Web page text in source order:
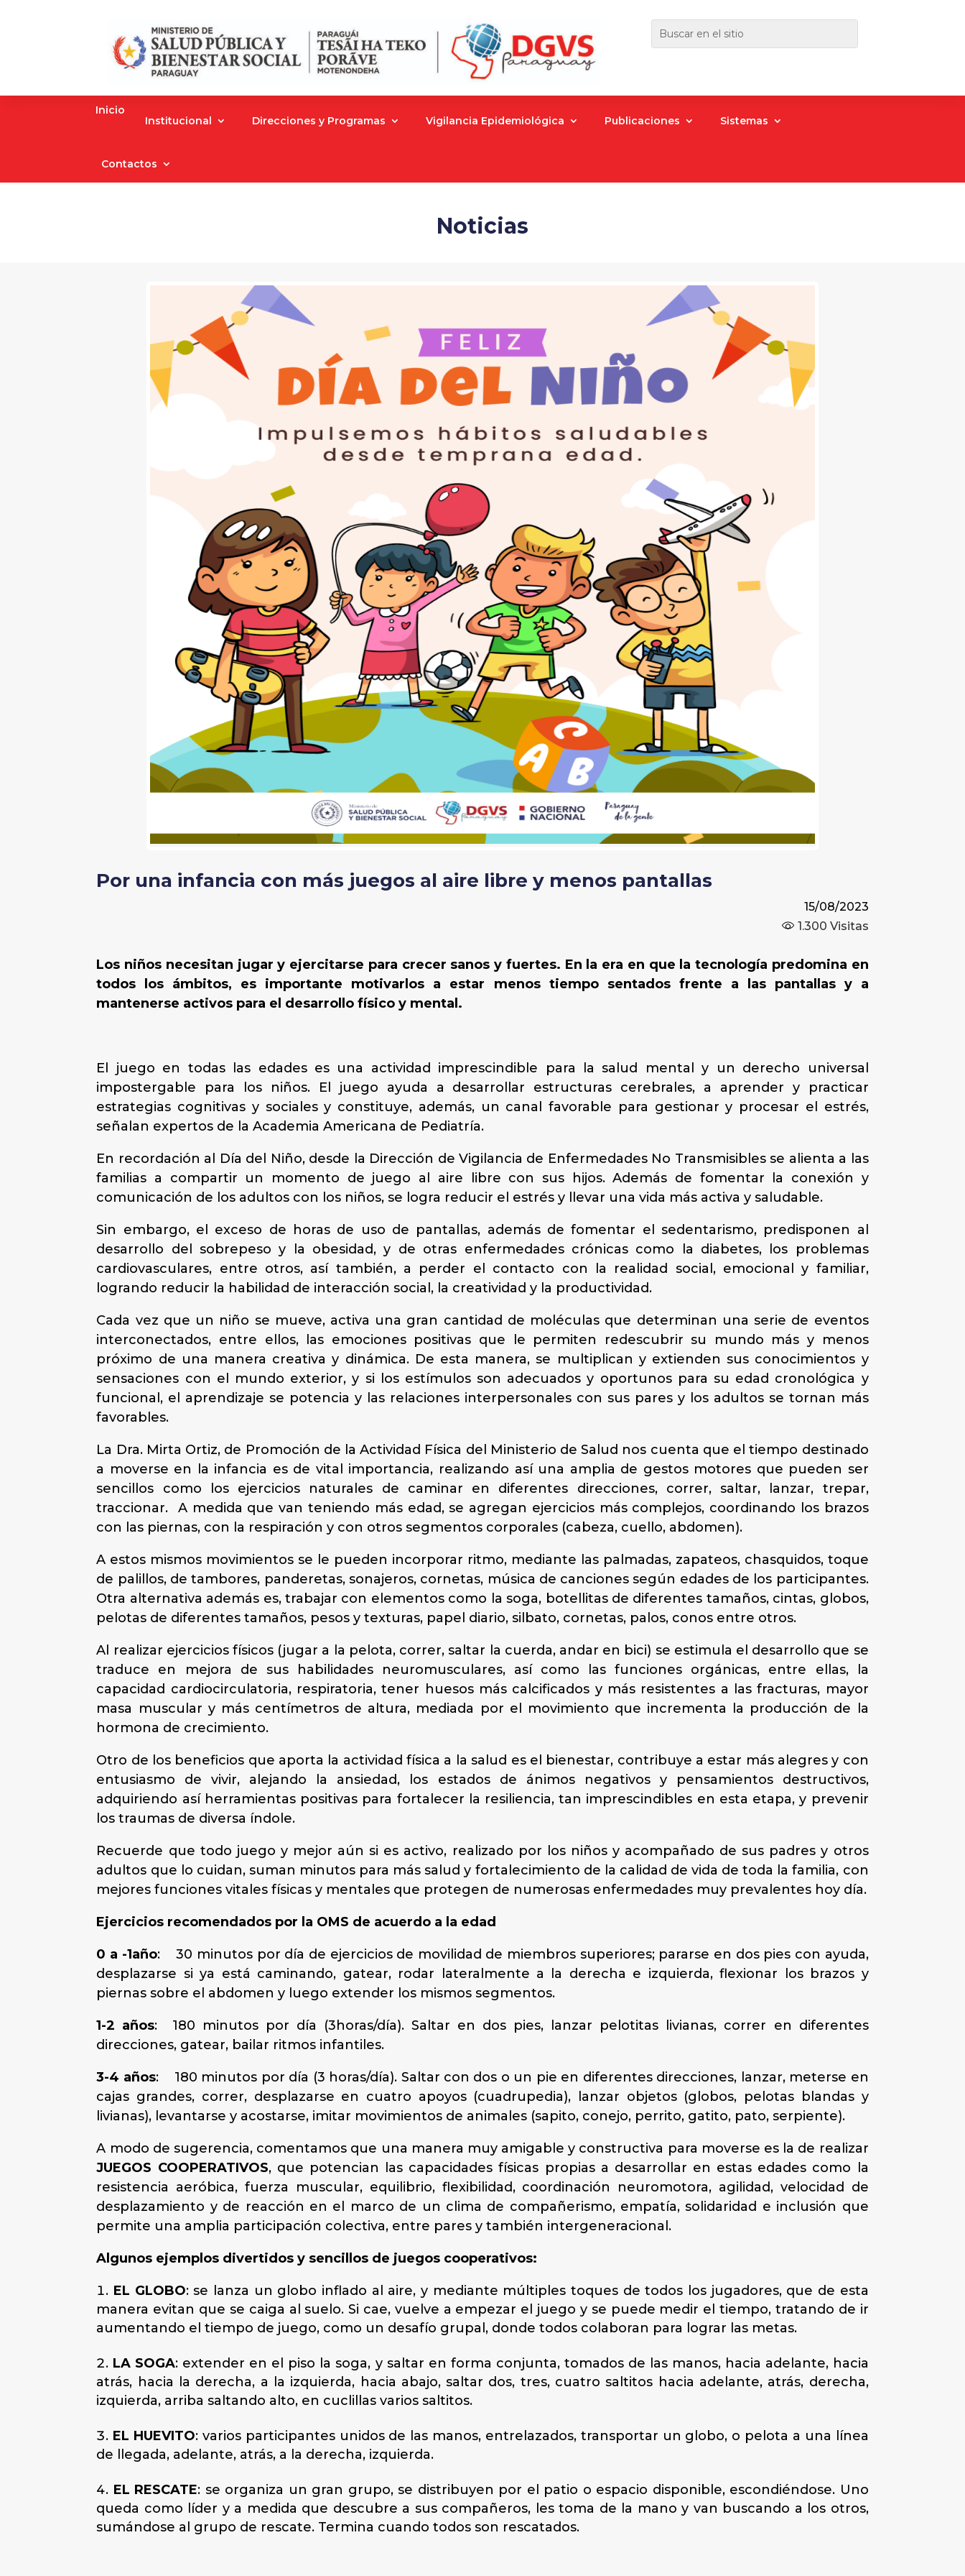
Inicio
Institucional
Direcciones y Programas Vigilancia Epidemiológica Publicaciones Sistemas
Contactos
Noticias
Por una infancia con más juegos al aire libre y menos pantallas
15/08/2023
1.300 Visitas
Los niños necesitan jugar y ejercitarse para crecer sanos y fuertes. En la era en que la tecnología predomina en
todos los ámbitos, es importante motivarlos a estar menos tiempo sentados frente a las pantallas y a
mantenerse activos para el desarrollo físico y mental.
El juego en todas las edades es una actividad imprescindible para la salud mental y un derecho universal
impostergable para los niños. El juego ayuda a desarrollar estructuras cerebrales, a aprender y practicar
estrategias cognitivas y sociales y constituye, además, un canal favorable para gestionar y procesar el estrés,
señalan expertos de la Academia Americana de Pediatría.
En recordación al Día del Niño, desde la Dirección de Vigilancia de Enfermedades No Transmisibles se alienta a las
familias a compartir un momento de juego al aire libre con sus hijos. Además de fomentar la conexión y
comunicación de los adultos con los niños, se logra reducir el estrés y llevar una vida más activa y saludable.
Sin embargo, el exceso de horas de uso de pantallas, además de fomentar el sedentarismo, predisponen al
desarrollo del sobrepeso y la obesidad, y de otras enfermedades crónicas como la diabetes, los problemas
cardiovasculares, entre otros, así también, a perder el contacto con la realidad social, emocional y familiar,
logrando reducir la habilidad de interacción social, la creatividad y la productividad.
Cada vez que un niño se mueve, activa una gran cantidad de moléculas que determinan una serie de eventos
interconectados, entre ellos, las emociones positivas que le permiten redescubrir su mundo más y menos
próximo de una manera creativa y dinámica. De esta manera, se multiplican y extienden sus conocimientos y
sensaciones con el mundo exterior, y si los estímulos son adecuados y oportunos para su edad cronológica y
funcional, el aprendizaje se potencia y las relaciones interpersonales con sus pares y los adultos se tornan más
favorables.
La Dra. Mirta Ortiz, de Promoción de la Actividad Física del Ministerio de Salud nos cuenta que el tiempo destinado
a moverse en la infancia es de vital importancia, realizando así una amplia de gestos motores que pueden ser
sencillos como los ejercicios naturales de caminar en diferentes direcciones, correr, saltar, lanzar, trepar,
traccionar. A medida que van teniendo más edad, se agregan ejercicios más complejos, coordinando los brazos
con las piernas, con la respiración y con otros segmentos corporales (cabeza, cuello, abdomen).
A estos mismos movimientos se le pueden incorporar ritmo, mediante las palmadas, zapateos, chasquidos, toque
de palillos, de tambores, panderetas, sonajeros, cornetas, música de canciones según edades de los participantes.
Otra alternativa además es, trabajar con elementos como la soga, botellitas de diferentes tamaños, cintas, globos,
pelotas de diferentes tamaños, pesos y texturas, papel diario, silbato, cornetas, palos, conos entre otros.
Al realizar ejercicios físicos (jugar a la pelota, correr, saltar la cuerda, andar en bici) se estimula el desarrollo que se
traduce en mejora de sus habilidades neuromusculares, así como las funciones orgánicas, entre ellas, la
capacidad cardiocirculatoria, respiratoria, tener huesos más calcificados y más resistentes a las fracturas, mayor
masa muscular y más centímetros de altura, mediada por el movimiento que incrementa la producción de la
hormona de crecimiento.
Otro de los beneficios que aporta la actividad física a la salud es el bienestar, contribuye a estar más alegres y con
entusiasmo de vivir, alejando la ansiedad, los estados de ánimos negativos y pensamientos destructivos,
adquiriendo así herramientas positivas para fortalecer la resiliencia, tan imprescindibles en esta etapa, y prevenir
los traumas de diversa índole.
Recuerde que todo juego y mejor aún si es activo, realizado por los niños y acompañado de sus padres y otros
adultos que lo cuidan, suman minutos para más salud y fortalecimiento de la calidad de vida de toda la familia, con
mejores funciones vitales físicas y mentales que protegen de numerosas enfermedades muy prevalentes hoy día.
Ejercicios recomendados por la OMS de acuerdo a la edad
0 a -1año: 30 minutos por día de ejercicios de movilidad de miembros superiores; pararse en dos pies con ayuda,
desplazarse si ya está caminando, gatear, rodar lateralmente a la derecha e izquierda, flexionar los brazos y
piernas sobre el abdomen y luego extender los mismos segmentos.
1-2 años: 180 minutos por día (3horas/día). Saltar en dos pies, lanzar pelotitas livianas, correr en diferentes
direcciones, gatear, bailar ritmos infantiles.
3-4 años: 180 minutos por día (3 horas/día). Saltar con dos o un pie en diferentes direcciones, lanzar, meterse en
cajas grandes, correr, desplazarse en cuatro apoyos (cuadrupedia), lanzar objetos (globos, pelotas blandas y
livianas), levantarse y acostarse, imitar movimientos de animales (sapito, conejo, perrito, gatito, pato, serpiente).
A modo de sugerencia, comentamos que una manera muy amigable y constructiva para moverse es la de realizar
JUEGOS COOPERATIVOS, que potencian las capacidades físicas propias a desarrollar en estas edades como la
resistencia aeróbica, fuerza muscular, equilibrio, flexibilidad, coordinación neuromotora, agilidad, velocidad de
desplazamiento y de reacción en el marco de un clima de compañerismo, empatía, solidaridad e inclusión que
permite una amplia participación colectiva, entre pares y también intergeneracional.
Algunos ejemplos divertidos y sencillos de juegos cooperativos:
EL GLOBO: se lanza un globo inflado al aire, y mediante múltiples toques de todos los jugadores, que de esta
manera evitan que se caiga al suelo. Si cae, vuelve a empezar el juego y se puede medir el tiempo, tratando de ir
aumentando el tiempo de juego, como un desafío grupal, donde todos colaboran para lograr las metas.
LA SOGA: extender en el piso la soga, y saltar en forma conjunta, tomados de las manos, hacia adelante, hacia
atrás, hacia la derecha, a la izquierda, hacia abajo, saltar dos, tres, cuatro saltitos hacia adelante, atrás, derecha,
izquierda, arriba saltando alto, en cuclillas varios saltitos.
EL HUEVITO: varios participantes unidos de las manos, entrelazados, transportar un globo, o pelota a una línea
de llegada, adelante, atrás, a la derecha, izquierda.
EL RESCATE: se organiza un gran grupo, se distribuyen por el patio o espacio disponible, escondiéndose. Uno
queda como líder y a medida que descubre a sus compañeros, les toma de la mano y van buscando a los otros,
sumándose al grupo de rescate. Termina cuando todos son rescatados.